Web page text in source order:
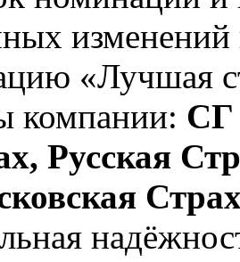
изменений
«Лучшая
компании: СГ
Русская